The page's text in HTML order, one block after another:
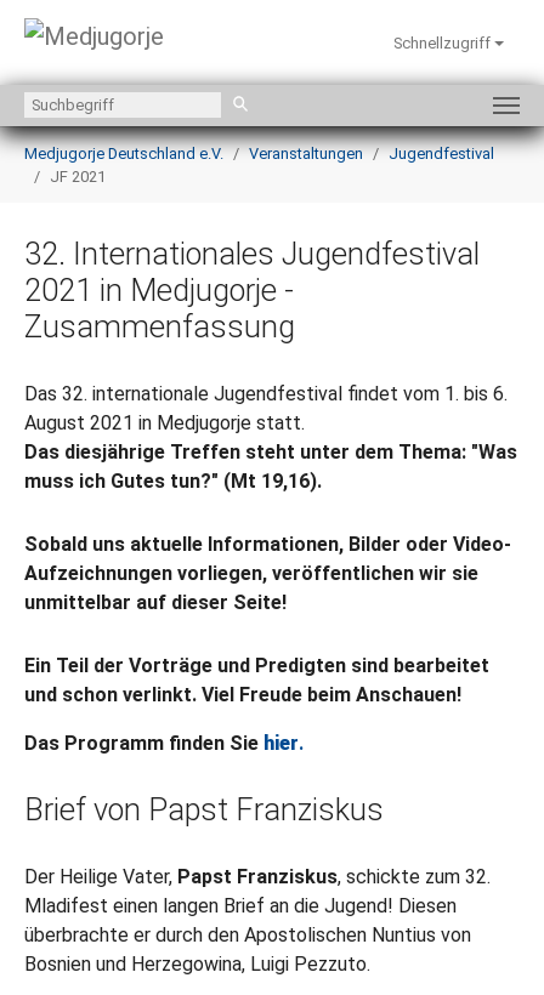
Zum Hauptinhalt springen
Schnellzugriff
Sie sind hier:
Medjugorje Deutschland e.V.
Veranstaltungen
Jugendfestival
JF 2021
32. Internationales Jugendfestival
2021 in Medjugorje -
Zusammenfassung
Das 32. internationale Jugendfestival findet vom 1. bis 6.
August 2021 in Medjugorje statt.
Das diesjährige Treffen steht unter dem Thema: "Was
muss ich Gutes tun?" (Mt 19,16).
Sobald uns aktuelle Informationen, Bilder oder Video-
Aufzeichnungen vorliegen, veröffentlichen wir sie
unmittelbar auf dieser Seite!
Ein Teil der Vorträge und Predigten sind bearbeitet
und schon verlinkt. Viel Freude beim Anschauen!
Das Programm finden Sie hier.
Brief von Papst Franziskus
Der Heilige Vater, Papst Franziskus, schickte zum 32.
Mladifest einen langen Brief an die Jugend! Diesen
überbrachte er durch den Apostolischen Nuntius von
Bosnien und Herzegowina, Luigi Pezzuto.